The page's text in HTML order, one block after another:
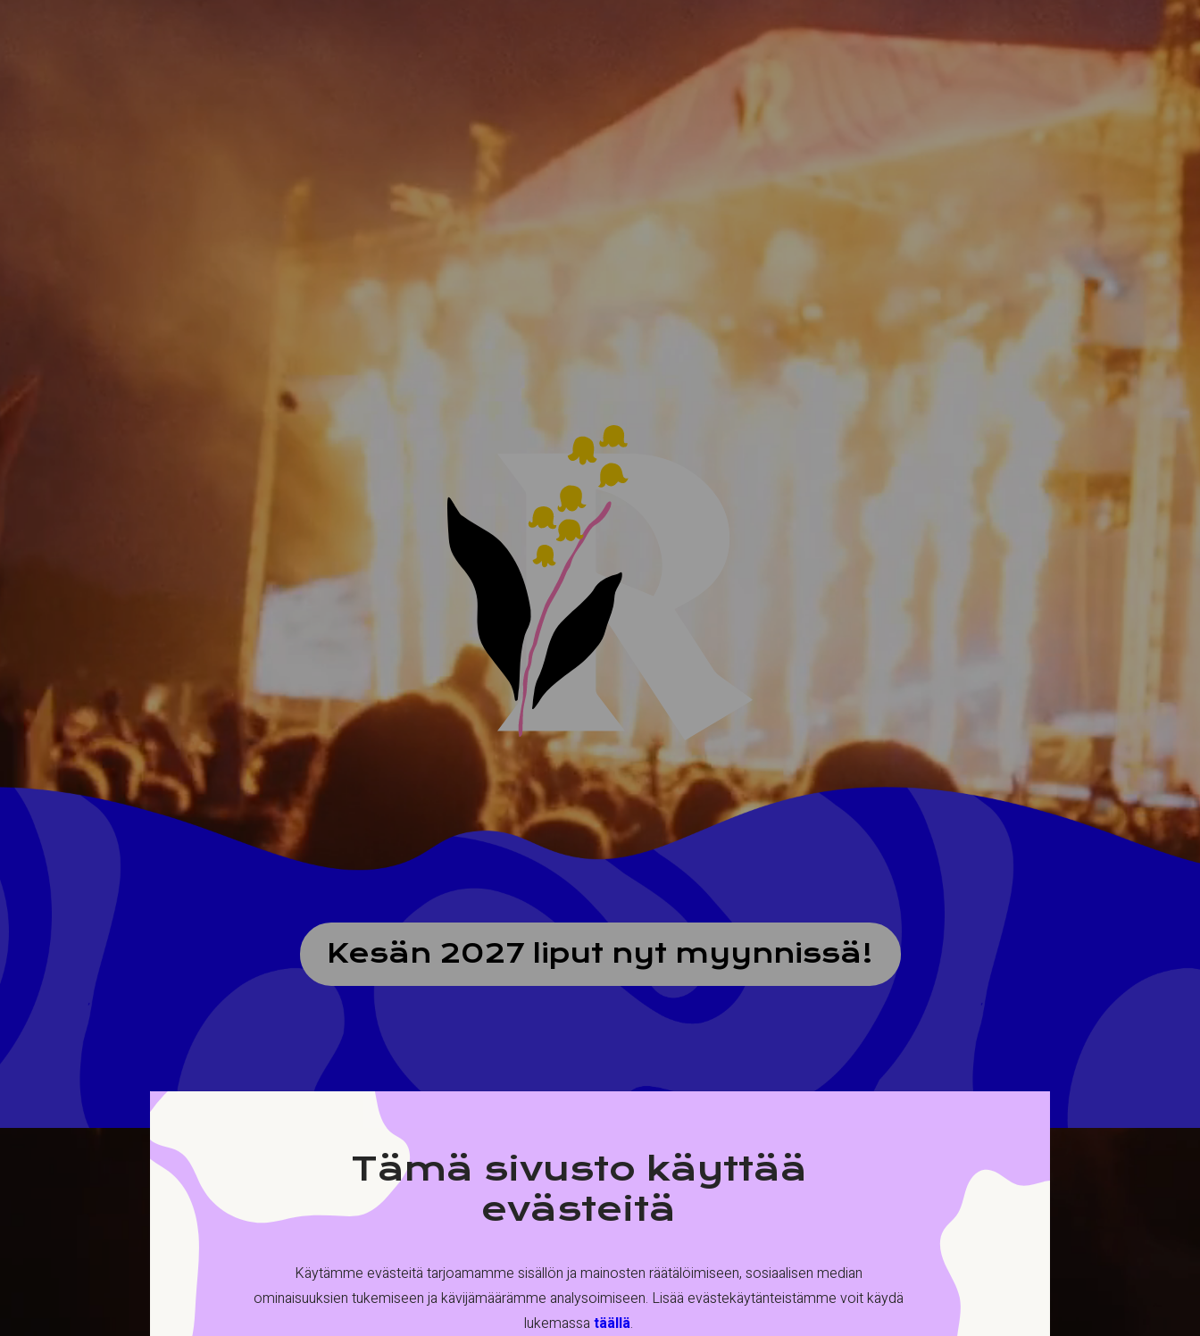
Tämä sivusto käyttää
evästeitä
Käytämme evästeitä tarjoamamme sisällön ja mainosten räätälöimiseen, sosiaalisen median
ominaisuuksien tukemiseen ja kävijämäärämme analysoimiseen. Lisää evästekäytänteistämme voit käydä
lukemassa täällä.
Kesän 2027 liput nyt myynnissä!